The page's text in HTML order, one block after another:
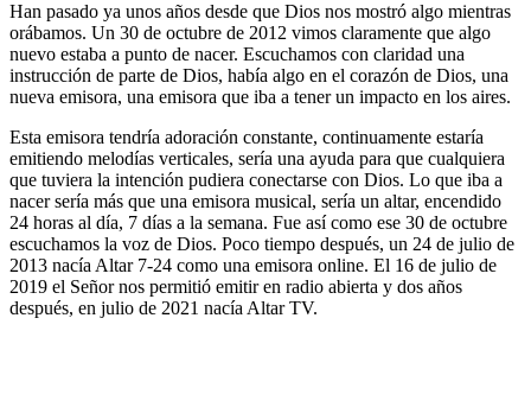
Han pasado ya unos años desde que Dios nos mostró algo mientras
orábamos. Un 30 de octubre de 2012 vimos claramente que algo
nuevo estaba a punto de nacer. Escuchamos con claridad una
instrucción de parte de Dios, había algo en el corazón de Dios, una
nueva emisora, una emisora que iba a tener un impacto en los aires.
Esta emisora tendría adoración constante, continuamente estaría
emitiendo melodías verticales, sería una ayuda para que cualquiera
que tuviera la intención pudiera conectarse con Dios. Lo que iba a
nacer sería más que una emisora musical, sería un altar, encendido
24 horas al día, 7 días a la semana. Fue así como ese 30 de octubre
escuchamos la voz de Dios. Poco tiempo después, un 24 de julio de
2013 nacía Altar 7-24 como una emisora online. El 16 de julio de
2019 el Señor nos permitió emitir en radio abierta y dos años
después, en julio de 2021 nacía Altar TV.